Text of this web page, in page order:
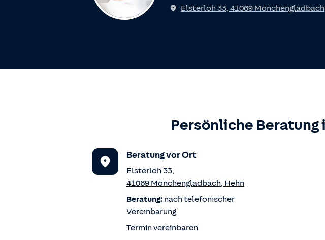
Elsterloh 33, 41069 Mönchengladbach
Persönliche Beratung
Beratung vor Ort
Elsterloh 33,
41069 Mönchengladbach, Hehn
Beratung: nach telefonischer
Vereinbarung
Termin vereinbaren